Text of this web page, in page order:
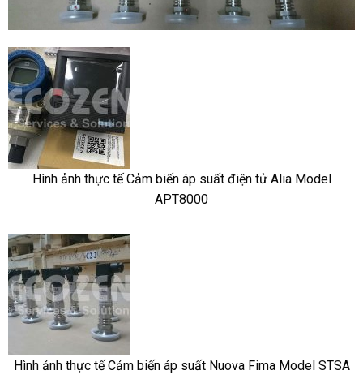
Hình ảnh thực tế Cảm biến áp suất điện tử Alia Model
APT8000
Hình ảnh thực tế Cảm biến áp suất Nuova Fima Model STSA